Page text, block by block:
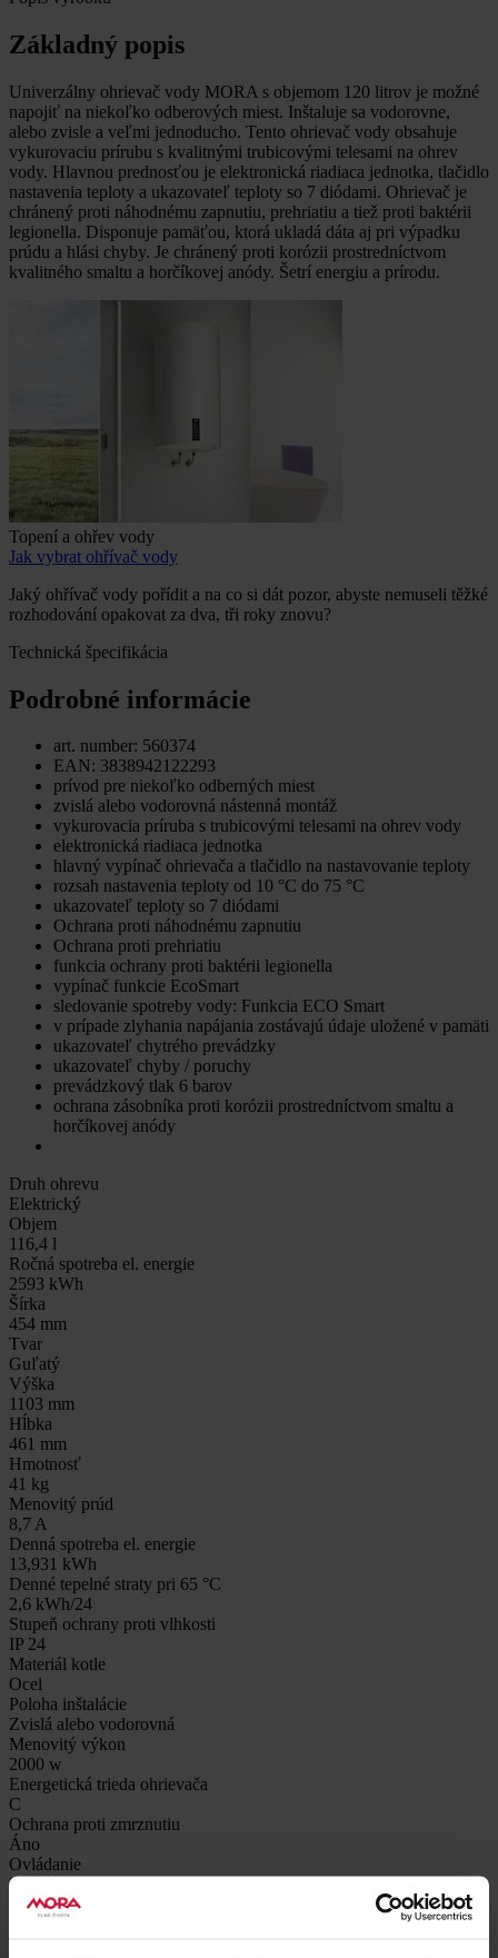
Základný popis
Univerzálny ohrievač vody MORA s objemom 120 litrov je možné
napojiť na niekoľko odberových miest. Inštaluje sa vodorovne,
alebo zvisle a veľmi jednoducho. Tento ohrievač vody obsahuje
vykurovaciu prírubu s kvalitnými trubicovými telesami na ohrev
vody. Hlavnou prednosťou je elektronická riadiaca jednotka, tlačidlo
nastavenia teploty a ukazovateľ teploty so 7 diódami. Ohrievač je
chránený proti náhodnému zapnutiu, prehriatiu a tiež proti baktérii
legionella. Disponuje pamäťou, ktorá ukladá dáta aj pri výpadku
prúdu a hlási chyby. Je chránený proti korózii prostredníctvom
kvalitného smaltu a horčíkovej anódy. Šetrí energiu a prírodu.
Topení a ohřev vody
Jak vybrat ohřívač vody
Jaký ohřívač vody pořídit a na co si dát pozor, abyste nemuseli těžké
rozhodování opakovat za dva, tři roky znovu?
Technická špecifikácia
Podrobné informácie
art. number: 560374
EAN: 3838942122293
prívod pre niekoľko odberných miest
zvislá alebo vodorovná nástenná montáž
vykurovacia príruba s trubicovými telesami na ohrev vody
elektronická riadiaca jednotka
hlavný vypínač ohrievača a tlačidlo na nastavovanie teploty
rozsah nastavenia teploty od 10 °C do 75 °C
ukazovateľ teploty so 7 diódami
Ochrana proti náhodnému zapnutiu
Ochrana proti prehriatiu
funkcia ochrany proti baktérii legionella
vypínač funkcie EcoSmart
sledovanie spotreby vody: Funkcia ECO Smart
v prípade zlyhania napájania zostávajú údaje uložené v pamäti
ukazovateľ chytrého prevádzky
ukazovateľ chyby / poruchy
prevádzkový tlak 6 barov
ochrana zásobníka proti korózii prostredníctvom smaltu a
horčíkovej anódy
Druh ohrevu
Elektrický
Objem
116,4 l
Ročná spotreba el. energie
2593 kWh
Šírka
454 mm
Tvar
Guľatý
Výška
1103 mm
Hĺbka
461 mm
Hmotnosť
41 kg
Menovitý prúd
8,7 A
Denná spotreba el. energie
13,931 kWh
Denné tepelné straty pri 65 °C
2,6 kWh/24
Stupeň ochrany proti vlhkosti
IP 24
Materiál kotle
Ocel
Poloha inštalácie
Zvislá alebo vodorovná
Menovitý výkon
2000 w
Energetická trieda ohrievača
C
Ochrana proti zmrznutiu
Áno
Ovládanie
Digitálne ECO Smart
Počet výstupov